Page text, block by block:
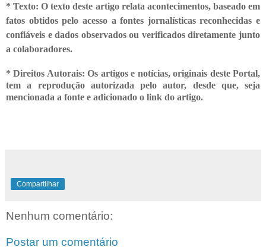
* Texto: O texto deste artigo relata acontecimentos, baseado em
fatos obtidospelo acesso a fontes jornalísticas reconhecidas e
confiáveis e dados observados ou verificados diretamente junto
a colaboradores.
* Direitos Autorais: Os artigos e notícias, originais deste Portal,
tem a reprodução autorizada pelo autor, desde que, seja
mencionada a fonte e adicionado o link do artigo.
Compartilhar
Nenhum comentário:
Postar um comentário